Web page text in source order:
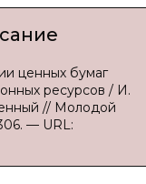
ценных бумаг
ресурсов / И.
// Молодой
— URL: